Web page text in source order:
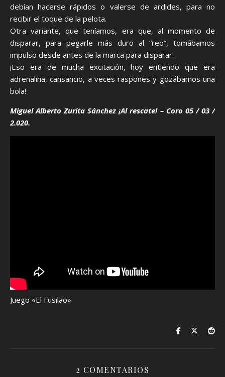
debían hacerse rápidos o valerse de ardides, para no
recibir el toque de la pelota.
Otra variante, que teníamos, era que, al momento de
disparar, para pegarle más duro al “reo”, tomábamos
impulso desde antes de la marca para disparar.
¡Eso era de mucha excitación, hoy entiendo que era
adrenalina, cansancio, a veces raspones y gozábamos una
bola!
Miguel Alberto Zurita Sánchez ¡Al rescate! – Coro 05 / 03 /
2.020.
Juego «El Fusilao»
2 COMENTARIOS